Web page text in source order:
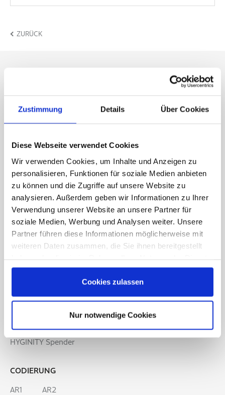
Zustimmung Details Über Cookies
Diese Webseite verwendet Cookies
Wir verwenden Cookies, um Inhalte und Anzeigen zu
personalisieren, Funktionen für soziale Medien anbieten
zu können und die Zugriffe auf unsere Website zu
analysieren. Außerdem geben wir Informationen zu Ihrer
Verwendung unserer Website an unsere Partner für
soziale Medien, Werbung und Analysen weiter. Unsere
Partner führen diese Informationen möglicherweise mit
weiteren Daten zusammen, die Sie ihnen bereitgestellt
gesammelt haben. Sie geben Einwilligung zu unseren
Cookies, wenn Sie unsere Webseite weiterhin nutzen.
Cookies zulassen
Nur notwendige Cookies
ZURÜCK
Handtuchpapier
Toilettenpapier
Putzrollen
Ärzterollen
Küchenrollen
Kosmetiktücher
Taschentücher
Desinfektion
HYGINITY Spender
CODIERUNG
AR1
AR2